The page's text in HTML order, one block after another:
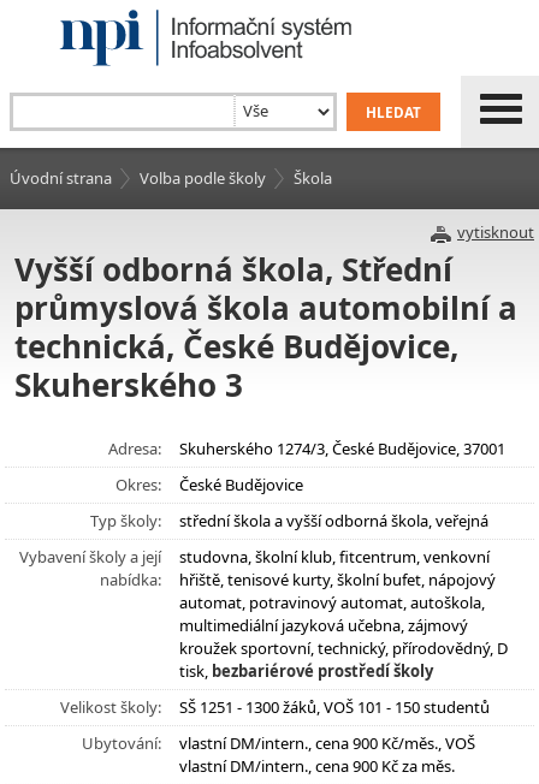
Úvodní strana Volba podle školy Škola
vytisknout
Vyšší odborná škola, Střední
průmyslová škola automobilní a
technická, České Budějovice,
Skuherského 3
Adresa:
Skuherského 1274/3, České Budějovice, 37001
Okres:
České Budějovice
Typ školy:
střední škola a vyšší odborná škola, veřejná
Vybavení školy a její
nabídka:
studovna, školní klub, fitcentrum, venkovní
hřiště, tenisové kurty, školní bufet, nápojový
automat, potravinový automat, autoškola,
multimediální jazyková učebna, zájmový
kroužek sportovní, technický, přírodovědný, D
tisk, bezbariérové prostředí školy
Velikost školy:
SŠ 1251 - 1300 žáků, VOŠ 101 - 150 studentů
Ubytování:
vlastní DM/intern., cena 900 Kč/měs., VOŠ
vlastní DM/intern., cena 900 Kč za měs.